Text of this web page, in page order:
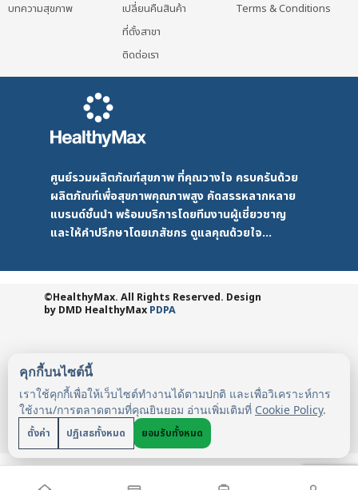
product
คุกกี้บนไซต์นี้
เราใช้คุกกี้เพื่อให้เว็บไซต์ทำงานได้ตามปกติ และเพื่อวิเคราะห์การ
ใช้งาน/การตลาดตามที่คุณยินยอม อ่านเพิ่มเติมที่ Cookie Policy.
ตั้งค่า ปฏิเสธทั้งหมด ยอมรับทั้งหมด
บทความสุขภาพ
เปลี่ยนคืนสินค้า
ที่ตั้งสาขา
ติดต่อเรา
Terms & Conditions
ศูนย์รวมผลิตภัณฑ์สุขภาพ ที่คุณวางใจ ครบครันด้วย
ผลิตภัณฑ์เพื่อสุขภาพคุณภาพสูง คัดสรรหลากหลาย
แบรนด์ชั้นนำ พร้อมบริการโดยทีมงานผู้เชี่ยวชาญ
และให้คำปรึกษาโดยเภสัชกร ดูแลคุณด้วยใจ...
©HealthyMax. All Rights Reserved. Design
by DMD HealthyMax PDPA